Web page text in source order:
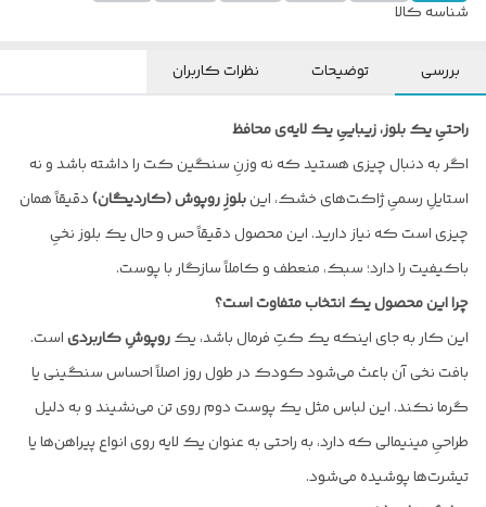
شناسه کالا
بررسی توضیحات نظرات کاربران
راحتیِ یک بلوز، زیباییِ یک لایه‌ی محافظ
اگر به دنبال چیزی هستید که نه وزنِ سنگین کت را داشته باشد و نه
استایلِ رسمیِ ژاکت‌های خشک، اینبلوزِ روپوش (کاردیگان)دقیقاً همان
چیزی است که نیاز دارید. این محصول دقیقاً حس و حال یک بلوز نخیِ
باکیفیت را دارد؛ سبک، منعطف و کاملاً سازگار با پوست.
چرا این محصول یک انتخاب متفاوت است؟
این کار به جای اینکه یک کتِ فرمال باشد، یکروپوشِ کاربردیاست.
بافت نخی آن باعث می‌شود کودک در طول روز اصلاً احساس سنگینی یا
گرما نکند. این لباس مثل یک پوست دوم روی تن می‌نشیند و به دلیل
طراحیِ مینیمالی که دارد، به راحتی به عنوان یک لایه روی انواع پیراهن‌ها یا
تیشرت‌ها پوشیده می‌شود.